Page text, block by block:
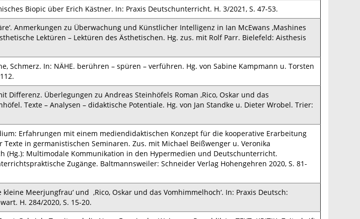
Biopic über Erich Kästner. In: Praxis Deutschunterricht. H. 3/2021, S. 47-53.
Anmerkungen zu Überwachung und Künstlicher Intelligenz in Ian McEwans ‚Mashines
Lektüren – Lektüren des Ästhetischen. Hg. zus. mit Rolf Parr. Bielefeld: Aisthesis
Schmerz. In: NÄHE. berühren – spüren – verführen. Hg. von Sabine Kampmann u. Torsten
Differenz. Überlegungen zu Andreas Steinhöfels Roman ‚Rico, Oskar und das
Texte – Analysen – didaktische Potentiale. Hg. von Jan Standke u. Dieter Wrobel. Trier:
Erfahrungen mit einem mediendidaktischen Konzept für die kooperative Erarbeitung
in germanistischen Seminaren. Zus. mit Michael Beißwenger u. Veronika
(Hg.): Multimodale Kommunikation in den Hypermedien und Deutschunterricht.
Zugänge. Baltmannsweiler: Schneider Verlag Hohengehren 2020, S. 81-
Meerjungfrau‘ und ‚Rico, Oskar und das Vomhimmelhoch‘. In: Praxis Deutsch:
H. 284/2020, S. 15-20.